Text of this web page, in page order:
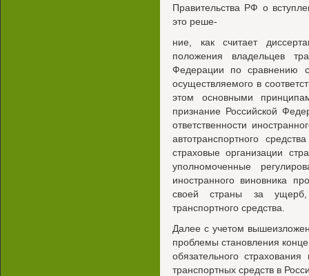
Правительства РФ о
это реше-
ние, как считает
положения владельцев
Федерации по сравнению с
осуществляемого в
этом основными
признание Российской
ответственности
автотранспортного
страховые организации
уполномоченные
иностранного виновника
своей страны за
транспортного средства.
Далее с учетом
проблемы становления
обязательного страхования
транспортных средств в